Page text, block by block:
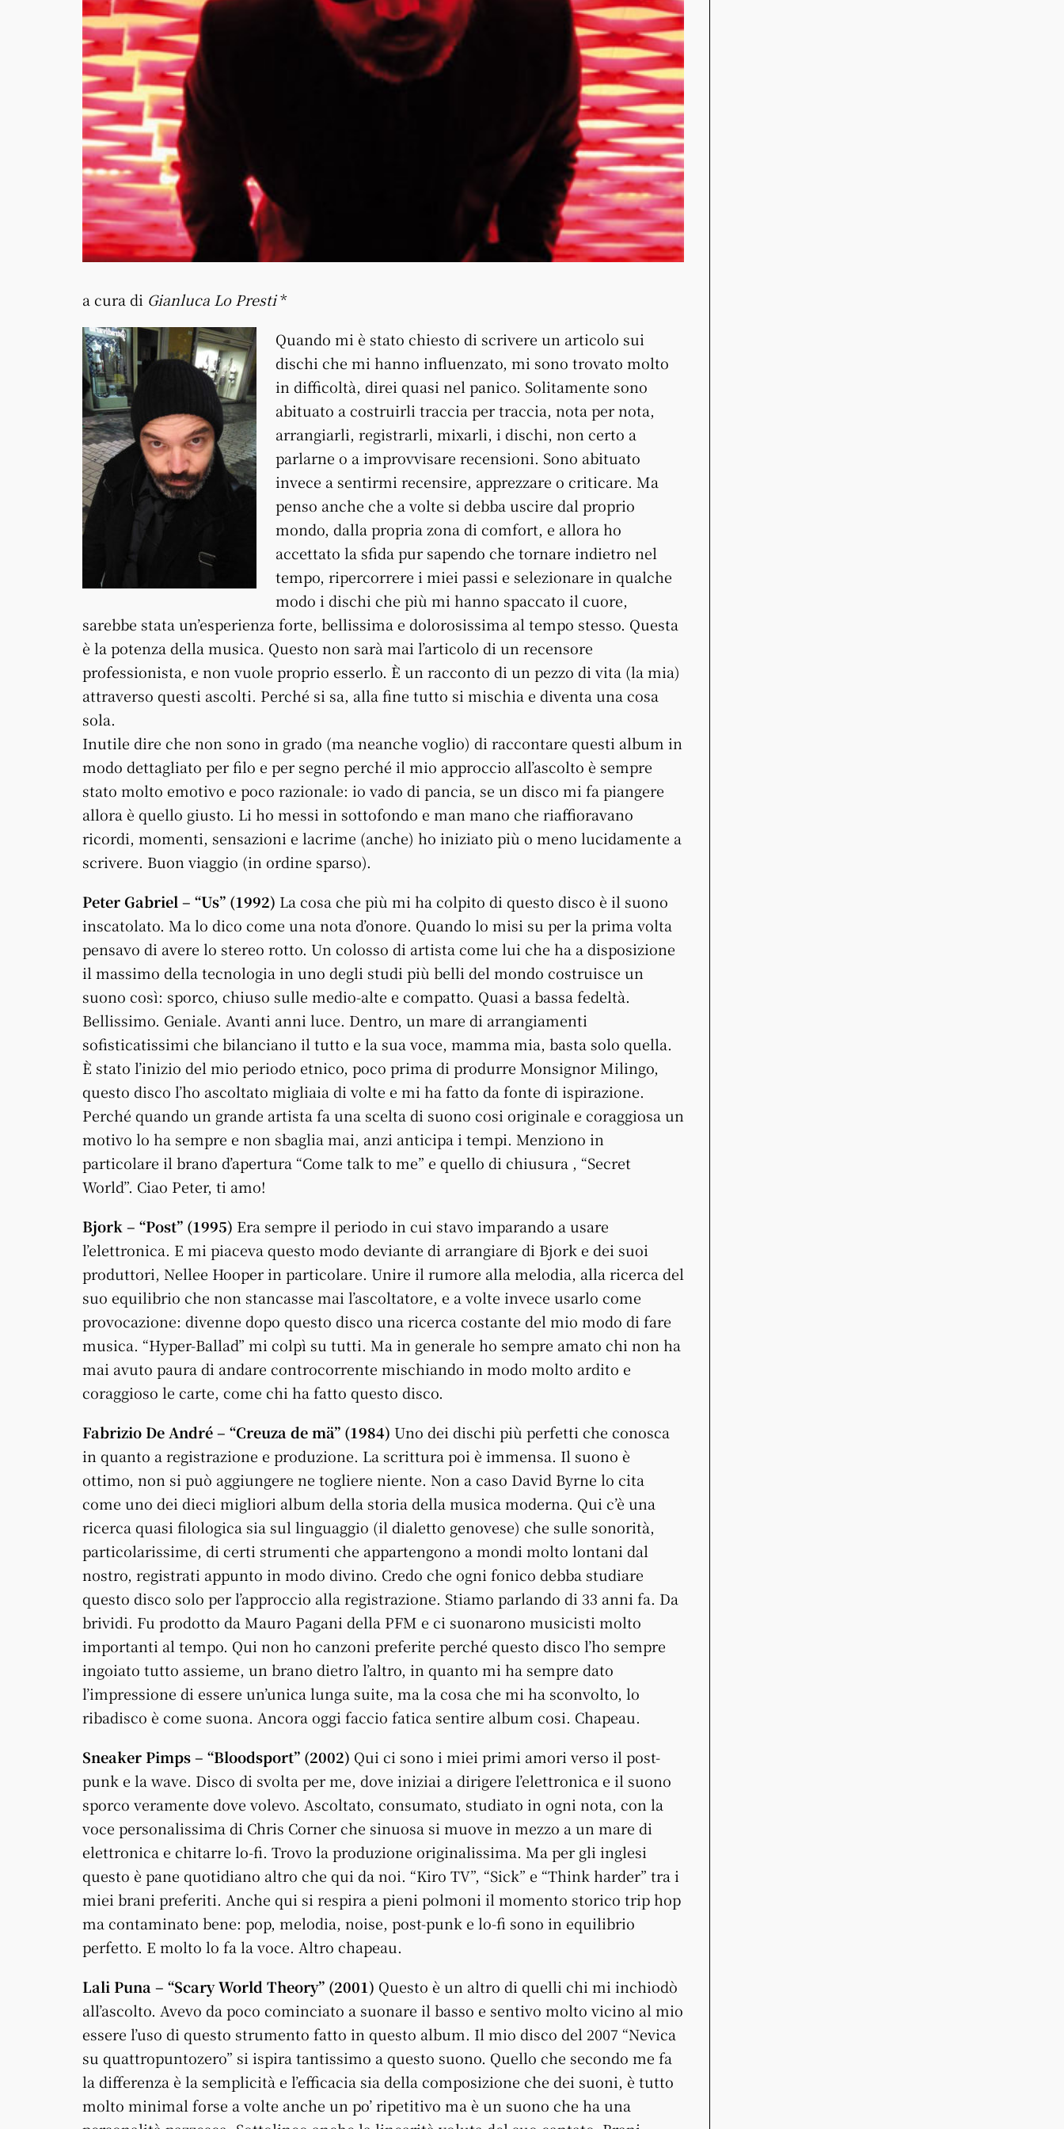
a cura di Gianluca Lo Presti*
Quando mi è stato chiesto di scrivere un articolo sui
dischi che mi hanno influenzato, mi sono trovato molto
in difficoltà, direi quasi nel panico. Solitamente sono
abituato a costruirli traccia per traccia, nota per nota,
arrangiarli, registrarli, mixarli, i dischi, non certo a
parlarne o a improvvisare recensioni. Sono abituato
invece a sentirmi recensire, apprezzare o criticare. Ma
penso anche che a volte si debba uscire dal proprio
mondo, dalla propria zona di comfort, e allora ho
accettato la sfida pur sapendo che tornare indietro nel
tempo, ripercorrere i miei passi e selezionare in qualche
modo i dischi che più mi hanno spaccato il cuore,
sarebbe stata un’esperienza forte, bellissima e dolorosissima al tempo stesso. Questa
è la potenza della musica. Questo non sarà mai l’articolo di un recensore
professionista, e non vuole proprio esserlo. È un racconto di un pezzo di vita (la mia)
attraverso questi ascolti. Perché si sa, alla fine tutto si mischia e diventa una cosa
sola.
Inutile dire che non sono in grado (ma neanche voglio) di raccontare questi album in
modo dettagliato per filo e per segno perché il mio approccio all’ascolto è sempre
stato molto emotivo e poco razionale: io vado di pancia, se un disco mi fa piangere
allora è quello giusto. Li ho messi in sottofondo e man mano che riaffioravano
ricordi, momenti, sensazioni e lacrime (anche) ho iniziato più o meno lucidamente a
scrivere. Buon viaggio (in ordine sparso).
Peter Gabriel – “Us” (1992) La cosa che più mi ha colpito di questo disco è il suono
inscatolato. Ma lo dico come una nota d’onore. Quando lo misi su per la prima volta
pensavo di avere lo stereo rotto. Un colosso di artista come lui che ha a disposizione
il massimo della tecnologia in uno degli studi più belli del mondo costruisce un
suono così: sporco, chiuso sulle medio-alte e compatto. Quasi a bassa fedeltà.
Bellissimo. Geniale. Avanti anni luce. Dentro, un mare di arrangiamenti
sofisticatissimi che bilanciano il tutto e la sua voce, mamma mia, basta solo quella.
È stato l’inizio del mio periodo etnico, poco prima di produrre Monsignor Milingo,
questo disco l’ho ascoltato migliaia di volte e mi ha fatto da fonte di ispirazione.
Perché quando un grande artista fa una scelta di suono cosi originale e coraggiosa un
motivo lo ha sempre e non sbaglia mai, anzi anticipa i tempi. Menziono in
particolare il brano d’apertura “Come talk to me” e quello di chiusura , “Secret
World”. Ciao Peter, ti amo!
Bjork – “Post” (1995) Era sempre il periodo in cui stavo imparando a usare
l’elettronica. E mi piaceva questo modo deviante di arrangiare di Bjork e dei suoi
produttori, Nellee Hooper in particolare. Unire il rumore alla melodia, alla ricerca del
suo equilibrio che non stancasse mai l’ascoltatore, e a volte invece usarlo come
provocazione: divenne dopo questo disco una ricerca costante del mio modo di fare
musica. “Hyper-Ballad” mi colpì su tutti. Ma in generale ho sempre amato chi non ha
mai avuto paura di andare controcorrente mischiando in modo molto ardito e
coraggioso le carte, come chi ha fatto questo disco.
Fabrizio De André – “Creuza de mä” (1984) Uno dei dischi più perfetti che conosca
in quanto a registrazione e produzione. La scrittura poi è immensa. Il suono è
ottimo, non si può aggiungere ne togliere niente. Non a caso David Byrne lo cita
come uno dei dieci migliori album della storia della musica moderna. Qui c’è una
ricerca quasi filologica sia sul linguaggio (il dialetto genovese) che sulle sonorità,
particolarissime, di certi strumenti che appartengono a mondi molto lontani dal
nostro, registrati appunto in modo divino. Credo che ogni fonico debba studiare
questo disco solo per l’approccio alla registrazione. Stiamo parlando di 33 anni fa. Da
brividi. Fu prodotto da Mauro Pagani della PFM e ci suonarono musicisti molto
importanti al tempo. Qui non ho canzoni preferite perché questo disco l’ho sempre
ingoiato tutto assieme, un brano dietro l’altro, in quanto mi ha sempre dato
l’impressione di essere un’unica lunga suite, ma la cosa che mi ha sconvolto, lo
ribadisco è come suona. Ancora oggi faccio fatica sentire album cosi. Chapeau.
Sneaker Pimps – “Bloodsport” (2002) Qui ci sono i miei primi amori verso il post-
punk e la wave. Disco di svolta per me, dove iniziai a dirigere l’elettronica e il suono
sporco veramente dove volevo. Ascoltato, consumato, studiato in ogni nota, con la
voce personalissima di Chris Corner che sinuosa si muove in mezzo a un mare di
elettronica e chitarre lo-fi. Trovo la produzione originalissima. Ma per gli inglesi
questo è pane quotidiano altro che qui da noi. “Kiro TV”, “Sick” e “Think harder” tra i
miei brani preferiti. Anche qui si respira a pieni polmoni il momento storico trip hop
ma contaminato bene: pop, melodia, noise, post-punk e lo-fi sono in equilibrio
perfetto. E molto lo fa la voce. Altro chapeau.
Lali Puna – “Scary World Theory” (2001) Questo è un altro di quelli chi mi inchiodò
all’ascolto. Avevo da poco cominciato a suonare il basso e sentivo molto vicino al mio
essere l’uso di questo strumento fatto in questo album. Il mio disco del 2007 “Nevica
su quattropuntozero” si ispira tantissimo a questo suono. Quello che secondo me fa
la differenza è la semplicità e l’efficacia sia della composizione che dei suoni, è tutto
molto minimal forse a volte anche un po’ ripetitivo ma è un suono che ha una